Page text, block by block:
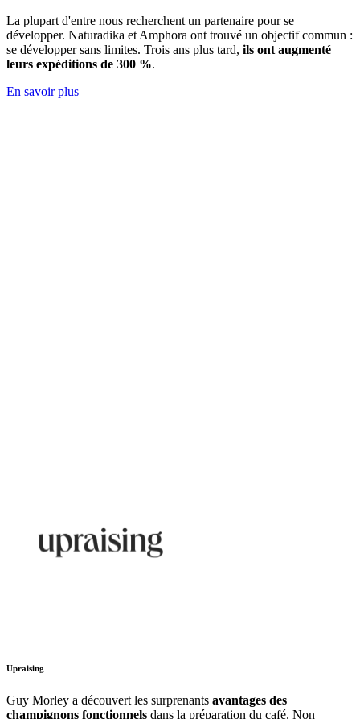
La plupart d'entre nous recherchent un partenaire pour se
développer. Naturadika et Amphora ont trouvé un objectif commun :
se développer sans limites. Trois ans plus tard, ils ont augmenté
leurs expéditions de 300 %.
En savoir plus
Upraising
Guy Morley a découvert les surprenants avantages des
champignons fonctionnels dans la préparation du café. Non